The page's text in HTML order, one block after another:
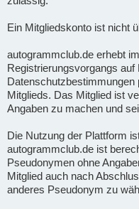
Ein Mitgliedskonto ist nicht
autogrammclub.de erhebt
Registrierungsvorgangs
Datenschutzbestimmungen
Mitglieds. Das Mitglied ist
Angaben zu machen und
Die Nutzung der Plattform
autogrammclub.de ist
Pseudonymen ohne
Mitglied auch nach
anderes Pseudonym zu